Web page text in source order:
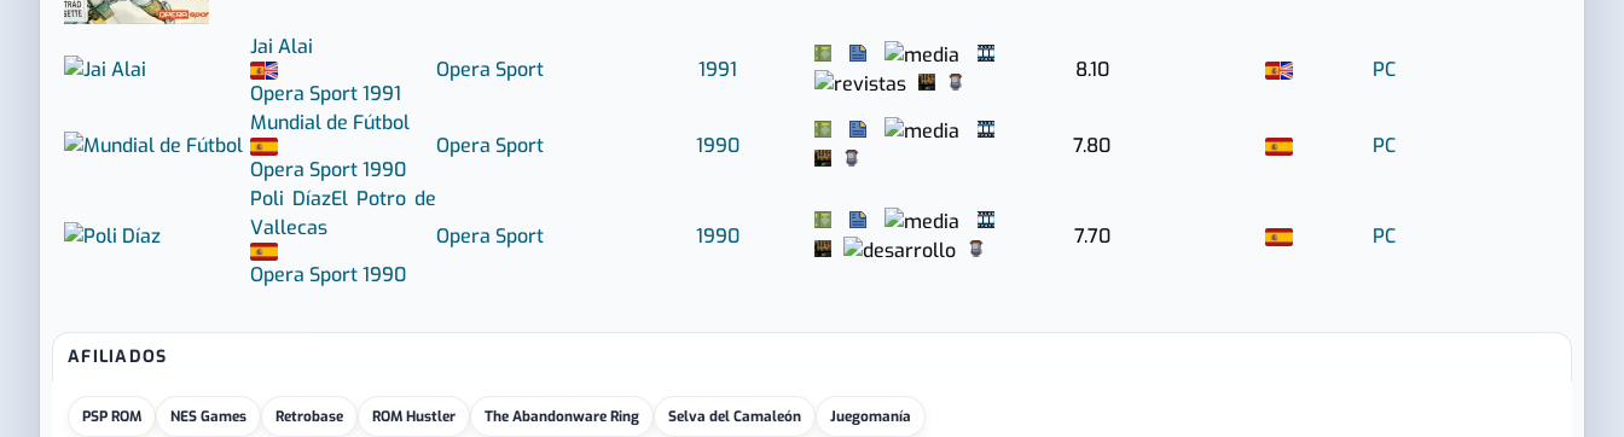
Jai Alai
Opera Sport1991
Opera Sport 1991 8.10 PC
Mundial de Fútbol
Opera Sport1990
Opera Sport 1990 7.80 PC
Poli DíazEl Potro de
Vallecas
Opera Sport1990
Opera Sport 1990 7.70 PC
AFILIADOS
PSP ROM NES Games Retrobase ROM Hustler The Abandonware Ring Selva del Camaleón Juegomanía